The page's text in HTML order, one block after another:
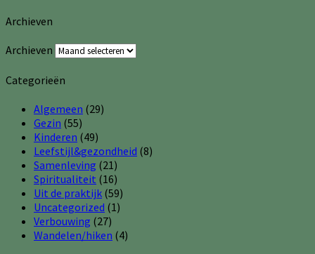
Archieven
Archieven
Categorieën
Algemeen (29)
Gezin (55)
Kinderen (49)
Leefstijl&gezondheid (8)
Samenleving (21)
Spiritualiteit (16)
Uit de praktijk (59)
Uncategorized (1)
Verbouwing (27)
Wandelen/hiken (4)